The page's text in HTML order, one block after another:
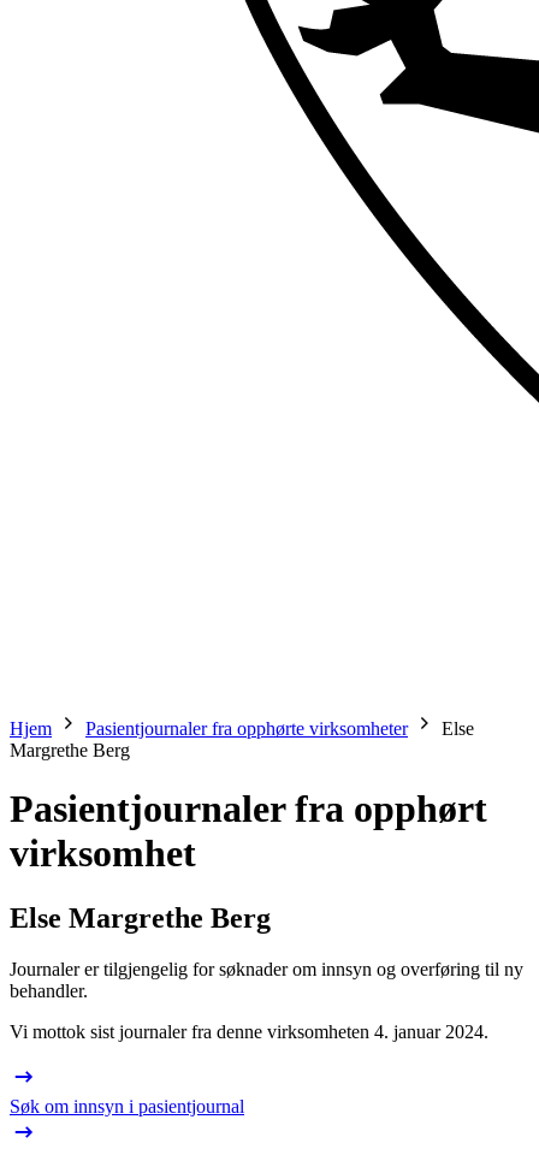
Hjem Pasientjournaler fra opphørte virksomheter
Else
Margrethe Berg
Pasientjournaler fra opphørt
virksomhet
Else Margrethe Berg
Journaler er tilgjengelig for søknader om innsyn og overføring til ny
behandler.
Vi mottok sist journaler fra denne virksomheten 4. januar 2024.
Søk om innsyn i pasientjournal